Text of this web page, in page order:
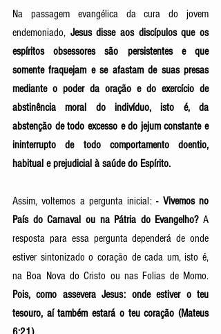
Na passagem evangélica da cura do jovem
endemoniado, Jesus disse aos discípulos que os
espíritos obsessores são persistentes e que
somente fraquejam e se afastam de suas presas
mediante o poder da oração e do exercício de
abstinência moral do indivíduo, isto é, da
abstenção de todo excesso e do jejum constante e
ininterrupto de todo comportamento doentio,
habitual e prejudicial à saúde do Espírito.
Assim, voltemos a pergunta inicial: - Vivemos no
País do Carnaval ou na Pátria do Evangelho? A
resposta para essa pergunta dependerá de onde
estiver sintonizado o coração de cada um, isto é,
Pois, como assevera Jesus: onde estiver o teu
tesouro, aí também estará o teu coração (Mateus